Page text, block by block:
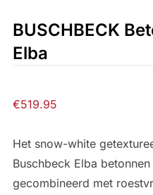
BUSCHBECK
Elba
€519.95
Het snow-white
Buschbeck Elba
gecombineerd met